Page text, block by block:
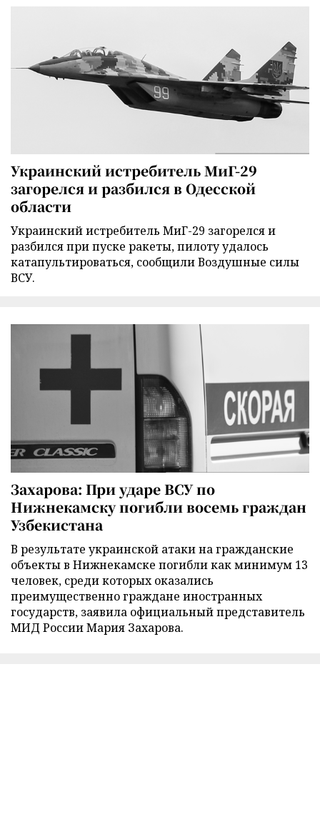
Украинский истребитель МиГ-29
загорелся и разбился в Одесской
области
Украинский истребитель МиГ-29 загорелся и
разбился при пуске ракеты, пилоту удалось
катапультироваться, сообщили Воздушные силы
ВСУ.
Захарова: При ударе ВСУ по
Нижнекамску погибли восемь граждан
Узбекистана
В результате украинской атаки на гражданские
объекты в Нижнекамске погибли как минимум 13
человек, среди которых оказались
преимущественно граждане иностранных
государств, заявила официальный представитель
МИД России Мария Захарова.